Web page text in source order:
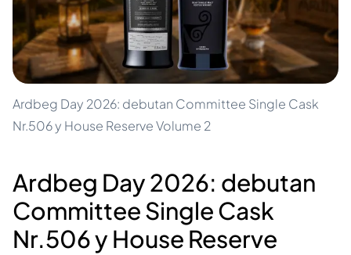
Ardbeg Day 2026: debutan Committee Single Cask
Nr.506 y House Reserve Volume 2
Ardbeg Day 2026: debutan
Committee Single Cask
Nr.506 y House Reserve